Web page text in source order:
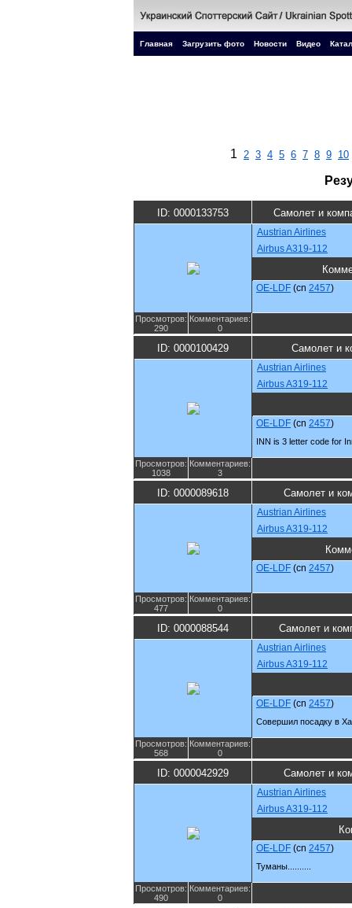
Главная Загрузить фото Новости Видео
1 2 3 4 5 6 7 8 9 10
ID: 0000133753 Самолет и
Austrian Airlines
Airbus A319-112
OE-LDF (cn 2457)
Просмотров:
290
Комментариев:
0
ID: 0000100429 Самолет и
Austrian Airlines
Airbus A319-112
OE-LDF (cn 2457)
INN is 3 letter code for
Просмотров:
1038
Комментариев:
3
ID: 0000089618 Самолет и
Austrian Airlines
Airbus A319-112
OE-LDF (cn 2457)
Просмотров:
477
Комментариев:
0
ID: 0000088544 Самолет и
Austrian Airlines
Airbus A319-112
OE-LDF (cn 2457)
Совершил посадку в
Просмотров:
568
Комментариев:
0
ID: 0000042929 Самолет и
Austrian Airlines
Airbus A319-112
OE-LDF (cn 2457)
Туманы..........
Просмотров:
490
Комментариев:
0